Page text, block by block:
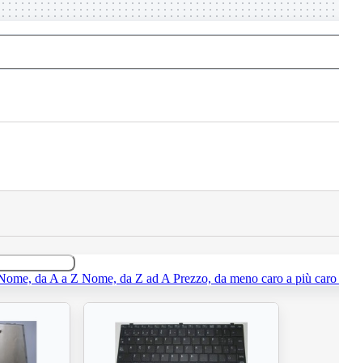
da A a Z Nome, da Z ad A Prezzo, da meno caro a più caro